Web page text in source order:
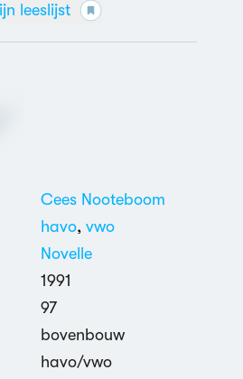
leeslijst
Cees Nooteboom
havo, vwo
Novelle
1991
97
bovenbouw
havo/vwo